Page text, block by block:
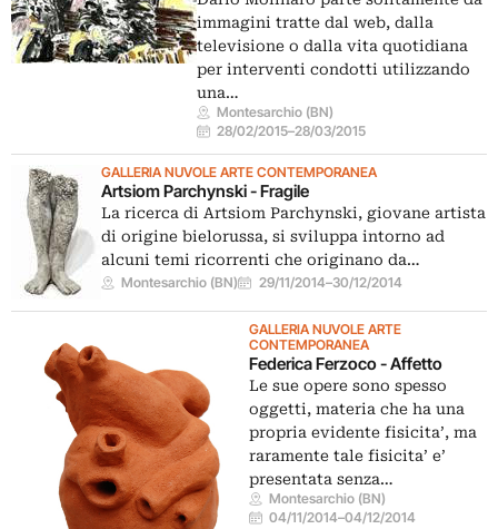
immagini tratte dal web, dalla
televisione o dalla vita quotidiana
per interventi condotti utilizzando
una…
Montesarchio (BN)
28/02/2015–28/03/2015
GALLERIA NUVOLE ARTE CONTEMPORANEA
Artsiom Parchynski - Fragile
La ricerca di Artsiom Parchynski, giovane artista
di origine bielorussa, si sviluppa intorno ad
alcuni temi ricorrenti che originano da…
Montesarchio (BN) 29/11/2014–30/12/2014
GALLERIA NUVOLE ARTE
CONTEMPORANEA
Federica Ferzoco - Affetto
Le sue opere sono spesso
oggetti, materia che ha una
propria evidente fisicita’, ma
raramente tale fisicita’ e’
presentata senza…
Montesarchio (BN)
04/11/2014–04/12/2014